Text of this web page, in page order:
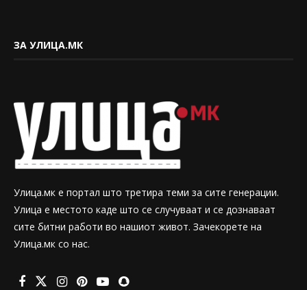
ЗА УЛИЦА.МК
Улица.мк е портал што третира теми за сите генерации.
Улица е местото каде што се случуваат и се дознаваат
сите битни работи во нашиот живот. Зачекорете на
Улица.мк со нас.